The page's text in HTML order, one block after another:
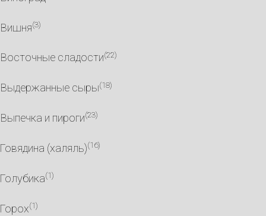
Вишня(3)
Восточные сладости(22)
Выдержанные сыры(18)
Выпечка и пироги(23)
Говядина (халяль)(16)
Голубика(1)
Горох(1)